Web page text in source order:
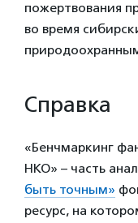
пожертвования
во время
Справка
«Бенчмаркинг
НКО» – часть
быть точным»
ресурс, на